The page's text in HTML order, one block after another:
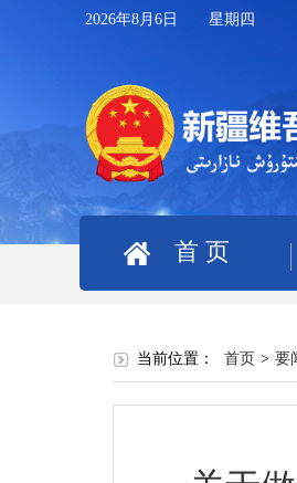
2026年8月6日 星期四
首 页
当前位置： 首页 > 要